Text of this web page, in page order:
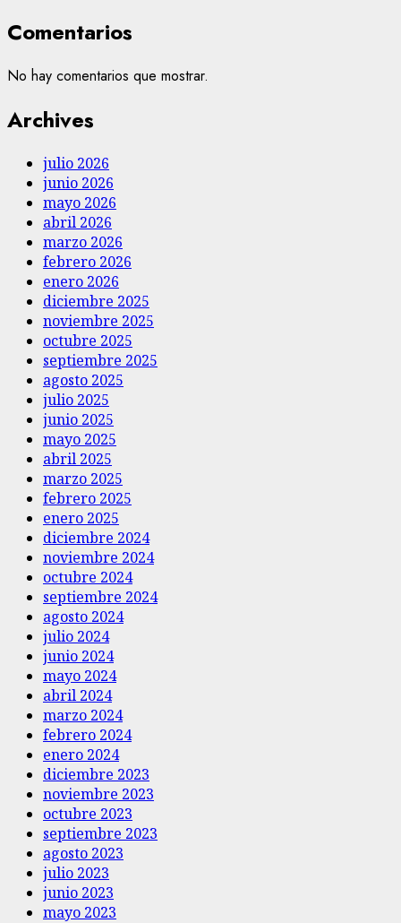
Comentarios
No hay comentarios que mostrar.
Archives
julio 2026
junio 2026
mayo 2026
abril 2026
marzo 2026
febrero 2026
enero 2026
diciembre 2025
noviembre 2025
octubre 2025
septiembre 2025
agosto 2025
julio 2025
junio 2025
mayo 2025
abril 2025
marzo 2025
febrero 2025
enero 2025
diciembre 2024
noviembre 2024
octubre 2024
septiembre 2024
agosto 2024
julio 2024
junio 2024
mayo 2024
abril 2024
marzo 2024
febrero 2024
enero 2024
diciembre 2023
noviembre 2023
octubre 2023
septiembre 2023
agosto 2023
julio 2023
junio 2023
mayo 2023